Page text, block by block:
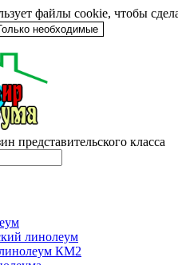
файлы cookie, чтобы
необходимые
представительского класса
линолеум
КМ2